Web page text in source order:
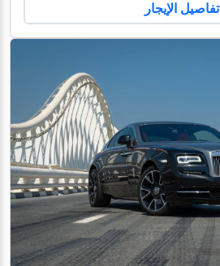
تفاصيل الإيجار